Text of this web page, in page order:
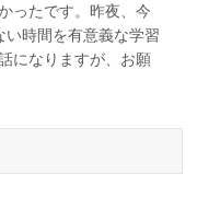
ったです。昨夜、今
時間を有意義な学習
になりますが、お願